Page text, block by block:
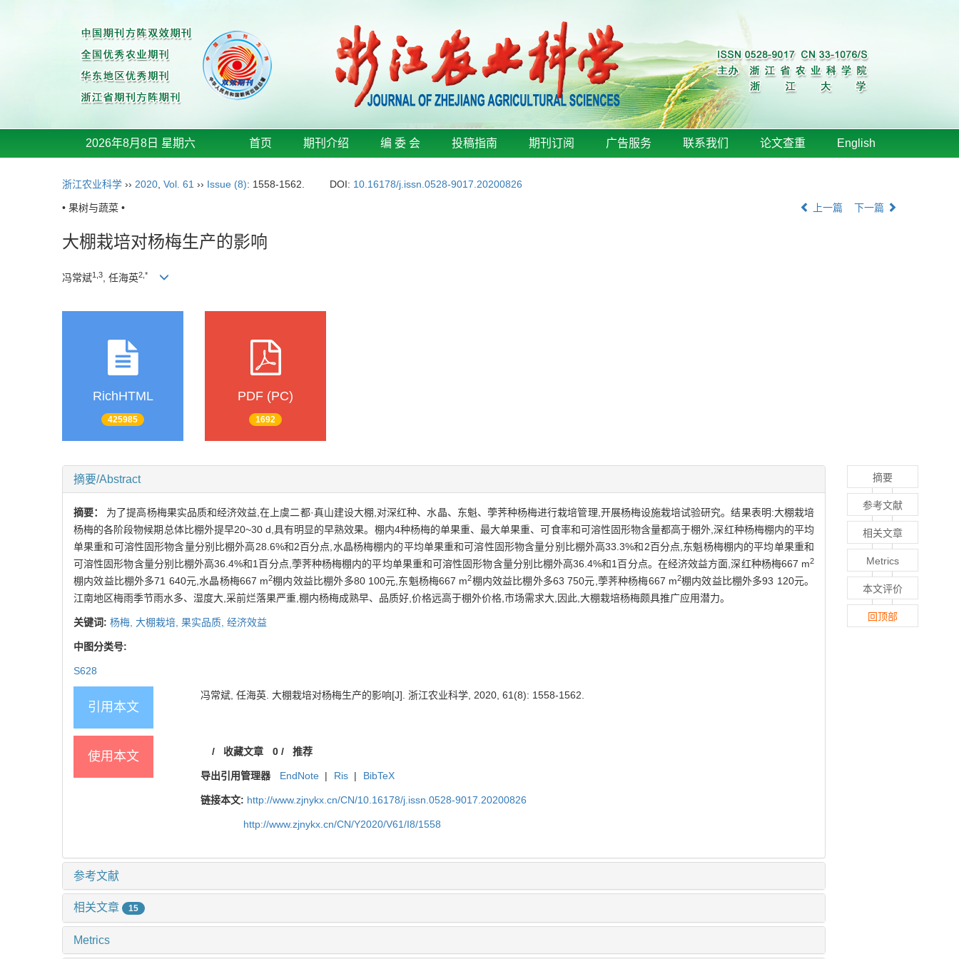
2026年8月8日 星期六 首页 期刊介绍 编 委 会 投稿指南 期刊订阅 广告服务 联系我们 论文查重 English
浙江农业科学 ›› 2020 Vol. 61 ›› Issue (8): 1558-1562. DOI: 10.16178/j.issn.0528-9017.20200826
• 果树与蔬菜 • 上一篇 下一篇
大棚栽培对杨梅生产的影响
冯常斌1,3, 任海英2,*
RichHTML
425985
PDF (PC)
1692
摘要/Abstract
摘要： 为了提高杨梅果实品质和经济效益,在上虞二都·真山建设大棚,对深红种、水晶、东魁、荸荠种杨梅进行栽培管理,开展杨梅设施栽培试验研究。结果表明:大棚栽培
杨梅的各阶段物候期总体比棚外提早20~30 d,具有明显的早熟效果。棚内4种杨梅的单果重、最大单果重、可食率和可溶性固形物含量都高于棚外,深红种杨梅棚内的平均
单果重和可溶性固形物含量分别比棚外高28.6%和2百分点,水晶杨梅棚内的平均单果重和可溶性固形物含量分别比棚外高33.3%和2百分点,东魁杨梅棚内的平均单果重和
可溶性固形物含量分别比棚外高36.4%和1百分点,荸荠种杨梅棚内的平均单果重和可溶性固形物含量分别比棚外高36.4%和1百分点。在经济效益方面,深红种杨梅667 m2
棚内效益比棚外多71 640元,水晶杨梅667 m2棚内效益比棚外多80 100元,东魁杨梅667 m2棚内效益比棚外多63 750元,荸荠种杨梅667 m2棚内效益比棚外多93 120元。
江南地区梅雨季节雨水多、湿度大,采前烂落果严重,棚内杨梅成熟早、品质好,价格远高于棚外价格,市场需求大,因此,大棚栽培杨梅颇具推广应用潜力。
关键词: 杨梅, 大棚栽培, 果实品质, 经济效益
中图分类号:
S628
引用本文
冯常斌, 任海英. 大棚栽培对杨梅生产的影响[J]. 浙江农业科学, 2020, 61(8): 1558-1562.
使用本文 / 收藏文章 0/ 推荐
导出引用管理器 EndNote | Ris | BibTeX
链接本文: http://www.zjnykx.cn/CN/10.16178/j.issn.0528-9017.20200826
http://www.zjnykx.cn/CN/Y2020/V61/I8/1558
参考文献
相关文章 15
Metrics
摘要
参考文献
相关文章
Metrics
本文评价
回顶部